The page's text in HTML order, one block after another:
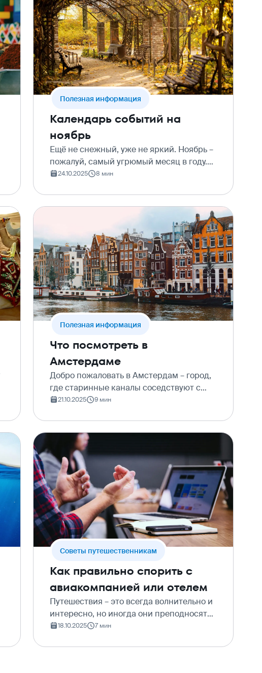
Полезная информация
Календарь событий на
ноябрь
Ещё не снежный, уже не яркий. Ноябрь –
пожалуй, самый угрюмый месяц в году.
Так что планы на него нужно строить
дела. Ну, прямо как мы. Нашли для вас
24.10.2025 8 мин
Полезная информация
Что посмотреть в
Амстердаме
Добро пожаловать в Амстердам – город,
где старинные каналы соседствуют с
современным искусством, велосипеды
каждом уголке. Это не просто столица
Нидерландов, это…
21.10.2025 9 мин
Cоветы путешественникам
Как правильно спорить с
авиакомпанией или отелем
Путешествия – это всегда волнительно и
интересно, но иногда они преподносят
неприятные сюрпризы: отмена рейса,
обслуживание в отеле или
18.10.2025 7 мин